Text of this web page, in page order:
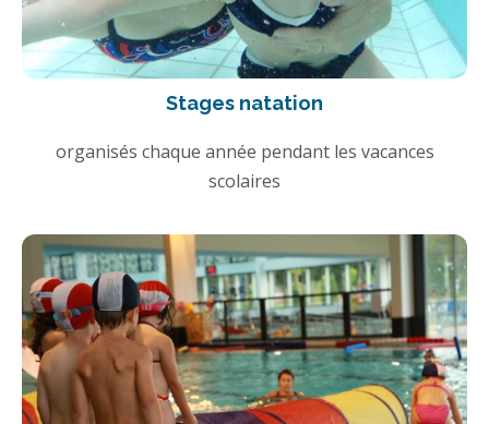
Stages natation
organisés chaque année pendant les vacances
scolaires